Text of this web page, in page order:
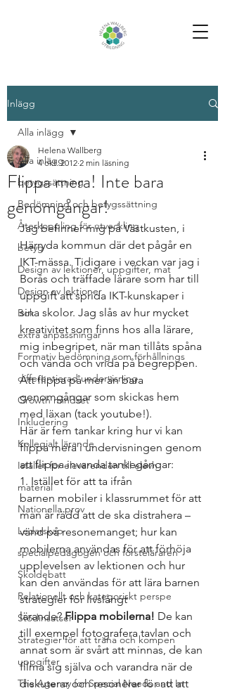
Inlägg
Alla inlägg
betygssättning
Bedömning och betygssättning
Återkoppling för utveckling
betyg
Design av lektioner, uppgifter, mat
Design av lektioner
Bok
extra anpassningar
Formativ bedömning som förhållnings
differentierad undervisning
Growth mindset
Inkludering
Kollegialt lärande
Istället för elevärenden till elevh
material
Nationella prov
Ledarskap
specialpedagogen och försteläraren
Skoldebatt
Relationellt och kategoriskt perspe
Stödinsatser
Strategier för att träna och kompen
uppgifter
The Agency for Special Needs and In
Alla inlägg
Flippa mera! Inte bara
genomgångar!
Helena Wallberg
4 okt. 2012 2 min läsning
Jag befinner mig på Västkusten, i
Härryda kommun där det pågår en
IKT-mässa. Tidigare i veckan var jag i
Borås och träffade lärare som har till
uppgift att sprida IKT-kunskaper i
sina skolor. Jag slås av hur mycket
kreativitet som finns hos alla lärare,
mig inbegripet, när man tillåts spåna
och vända och vrida på begreppen.
Att flippa på mer än bara
genomgångar som skickas hem
med läxan (tack youtube!).
Här är fem tankar kring hur vi kan
flippa mera i undervisningen genom
att flippa invanda tankegångar:
1. Istället för att ta ifrån
barnen mobiler i klassrummet för att
man är rädd att de ska distrahera –
vänd på resonemanget; hur kan
mobilerna användas för att förhöja
upplevelsen av lektionen och hur
kan den användas för att lära barnen
strategier för livslångt
lärande? Flippa mobilerna! De kan
till exempel fotografera tavlan och
annat som är svårt att minnas, de kan
filma sig själva och varandra när de
diskuterar och resonerar för att att